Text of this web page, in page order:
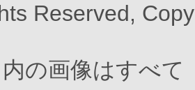
Reserved,
の画像はすべ